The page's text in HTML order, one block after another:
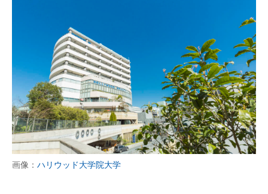
画像： ハリウッド大学院大学